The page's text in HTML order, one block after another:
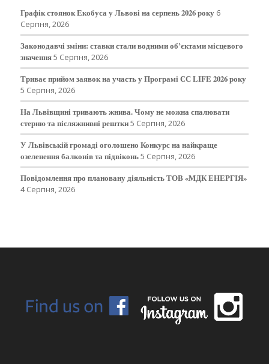
Графік стоянок Екобуса у Львові на серпень 2026 року 6
Серпня, 2026
Законодавчі зміни: ставки стали водними об’єктами місцевого
значення5 Серпня, 2026
Триває прийом заявок на участь у Програмі ЄС LIFE 2026 року
5 Серпня, 2026
На Львівщині тривають жнива. Чому не можна спалювати
стерню та післяжнивні рештки5 Серпня, 2026
У Львівській громаді оголошено Конкурс на найкраще
озеленення балконів та підвіконь5 Серпня, 2026
Повідомлення про плановану діяльність ТОВ «МДК ЕНЕРГІЯ»
4 Серпня, 2026